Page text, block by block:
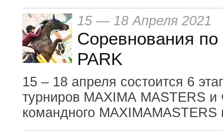
15 — 18 Апреля 2021
Соревнования по
PARK
15 – 18 апреля состоится 6
турниров MAXIMA MASTERS
командного MAXIMAMASTERS